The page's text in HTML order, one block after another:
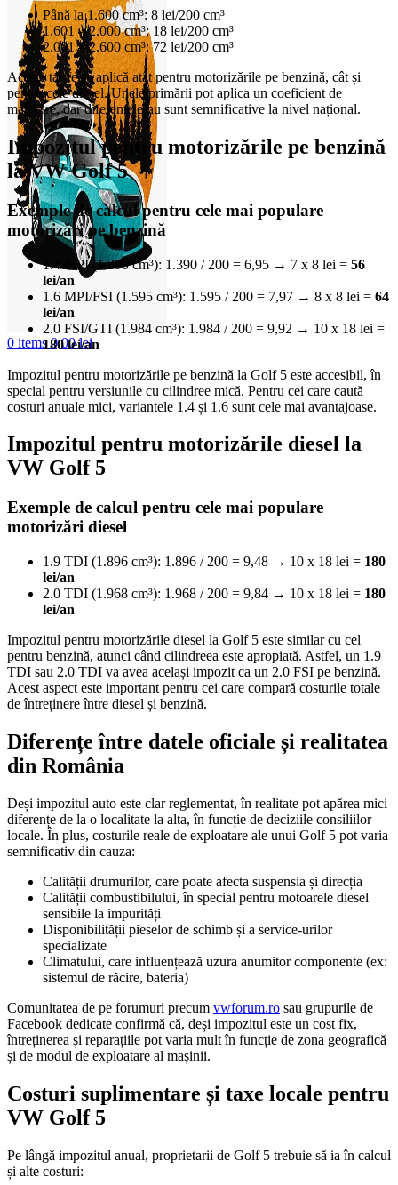
0 items 0,00lei
Până la 1.600 cm³: 8 lei/200 cm³
1.601 – 2.000 cm³: 18 lei/200 cm³
2.001 – 2.600 cm³: 72 lei/200 cm³
Aceste tarife se aplică atât pentru motorizările pe benzină, cât și
pentru cele diesel. Unele primării pot aplica un coeficient de
majorare, dar diferențele nu sunt semnificative la nivel național.
Impozitul pentru motorizările pe benzină
la VW Golf 5
Exemple de calcul pentru cele mai populare
motorizări pe benzină
1.4 MPI (1.390 cm³): 1.390 / 200 = 6,95 → 7 x 8 lei = 56
lei/an
1.6 MPI/FSI (1.595 cm³): 1.595 / 200 = 7,97 → 8 x 8 lei = 64
lei/an
2.0 FSI/GTI (1.984 cm³): 1.984 / 200 = 9,92 → 10 x 18 lei =
180 lei/an
Impozitul pentru motorizările pe benzină la Golf 5 este accesibil, în
special pentru versiunile cu cilindree mică. Pentru cei care caută
costuri anuale mici, variantele 1.4 și 1.6 sunt cele mai avantajoase.
Impozitul pentru motorizările diesel la
VW Golf 5
Exemple de calcul pentru cele mai populare
motorizări diesel
1.9 TDI (1.896 cm³): 1.896 / 200 = 9,48 → 10 x 18 lei = 180
lei/an
2.0 TDI (1.968 cm³): 1.968 / 200 = 9,84 → 10 x 18 lei = 180
lei/an
Impozitul pentru motorizările diesel la Golf 5 este similar cu cel
pentru benzină, atunci când cilindreea este apropiată. Astfel, un 1.9
TDI sau 2.0 TDI va avea același impozit ca un 2.0 FSI pe benzină.
Acest aspect este important pentru cei care compară costurile totale
de întreținere între diesel și benzină.
Diferențe între datele oficiale și realitatea
din România
Deși impozitul auto este clar reglementat, în realitate pot apărea mici
diferențe de la o localitate la alta, în funcție de deciziile consiliilor
locale. În plus, costurile reale de exploatare ale unui Golf 5 pot varia
semnificativ din cauza:
Calității drumurilor, care poate afecta suspensia și direcția
Calității combustibilului, în special pentru motoarele diesel
sensibile la impurități
Disponibilității pieselor de schimb și a service-urilor
specializate
Climatului, care influențează uzura anumitor componente (ex:
sistemul de răcire, bateria)
Comunitatea de pe forumuri precum vwforum.ro sau grupurile de
Facebook dedicate confirmă că, deși impozitul este un cost fix,
întreținerea și reparațiile pot varia mult în funcție de zona geografică
și de modul de exploatare al mașinii.
Costuri suplimentare și taxe locale pentru
VW Golf 5
Pe lângă impozitul anual, proprietarii de Golf 5 trebuie să ia în calcul
și alte costuri: